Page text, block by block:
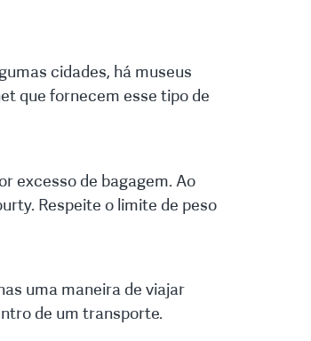
cidades, há museus
que fornecem esse tipo de
excesso de bagagem. Ao
Respeite o limite de peso
uma maneira de viajar
de um transporte.